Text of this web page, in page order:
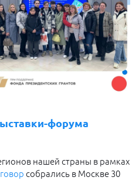
форума
нашей страны в рамках
собрались в Москве 30